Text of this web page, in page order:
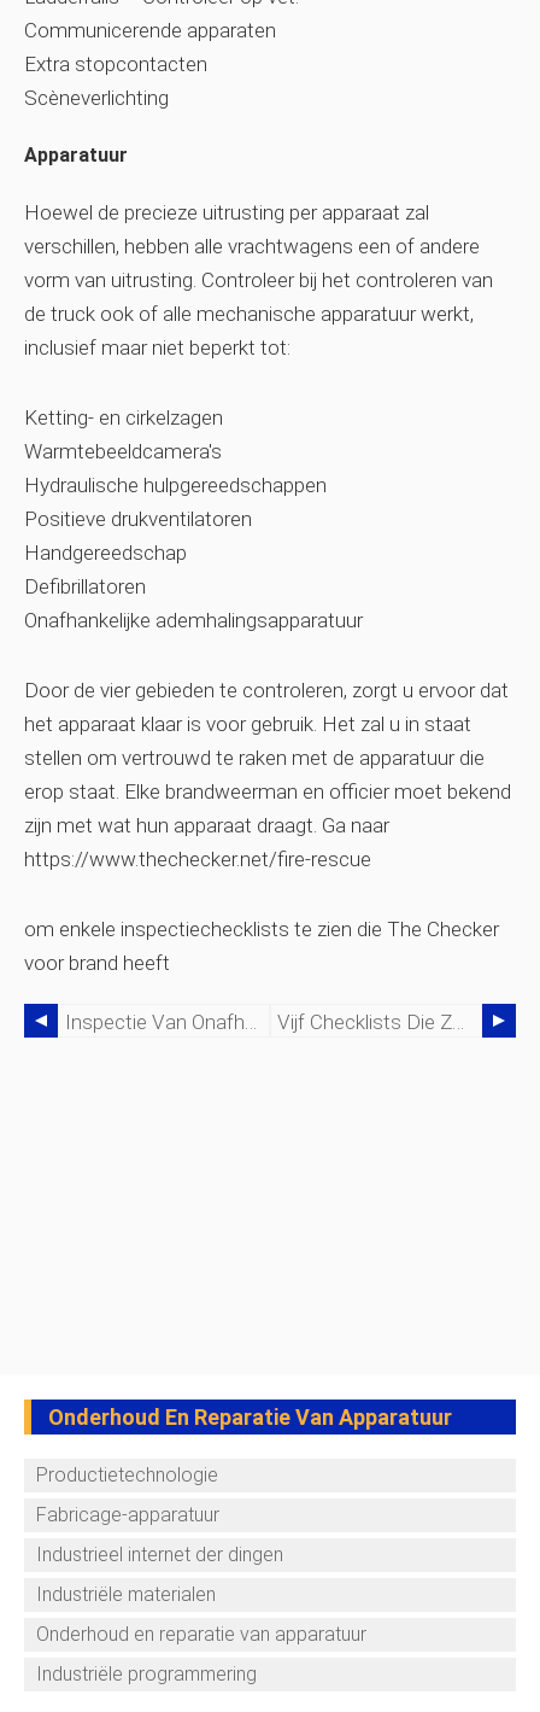
Communicerende apparaten
Extra stopcontacten
Scèneverlichting
Apparatuur
Hoewel de precieze uitrusting per apparaat zal
verschillen, hebben alle vrachtwagens een of andere
vorm van uitrusting. Controleer bij het controleren van
de truck ook of alle mechanische apparatuur werkt,
inclusief maar niet beperkt tot:
Ketting- en cirkelzagen
Warmtebeeldcamera's
Hydraulische hulpgereedschappen
Positieve drukventilatoren
Handgereedschap
Defibrillatoren
Onafhankelijke ademhalingsapparatuur
Door de vier gebieden te controleren, zorgt u ervoor dat
het apparaat klaar is voor gebruik. Het zal u in staat
stellen om vertrouwd te raken met de apparatuur die
erop staat. Elke brandweerman en officier moet bekend
zijn met wat hun apparaat draagt. Ga naar
https://www.thechecker.net/fire-rescue
om enkele inspectiechecklists te zien die The Checker
voor brand heeft
Inspectie Van Onafhankelijke Ademluchttoestellen (SCBA) Vijf Checklists Die Zorgen Voor Een Veiligere Bouwplaats
Onderhoud En Reparatie Van Apparatuur
Productietechnologie
Fabricage-apparatuur
Industrieel internet der dingen
Industriële materialen
Onderhoud en reparatie van apparatuur
Industriële programmering